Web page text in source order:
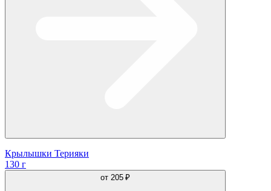
Крылышки Терияки
130 г
от 205 ₽